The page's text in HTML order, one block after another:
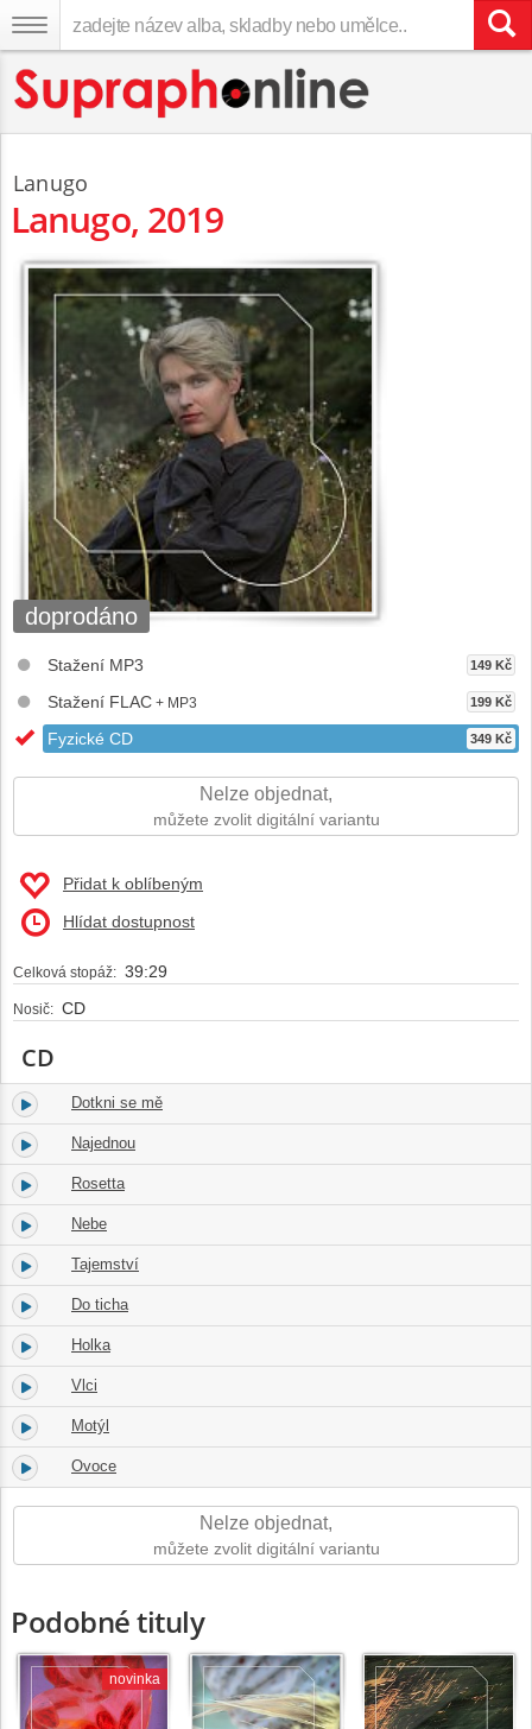
Lanugo
Lanugo, 2019
doprodáno
Stažení MP3 149 Kč
Stažení FLAC + MP3 199 Kč
Fyzické CD 349 Kč
Nelze objednat,
můžete zvolit digitální variantu
Přidat k oblíbeným
Hlídat dostupnost
Celková stopáž: 39:29
Nosič: CD
CD
1. Dotkni se mě
2. Najednou
3. Rosetta
4. Nebe
5. Tajemství
6. Do ticha
7. Holka
8. Vlci
9. Motýl
10. Ovoce
Nelze objednat,
můžete zvolit digitální variantu
Podobné tituly
novinka